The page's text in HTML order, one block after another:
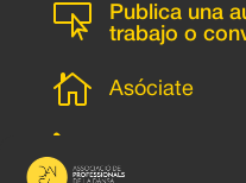

Publica una
trabajo o
 Asóciate
l